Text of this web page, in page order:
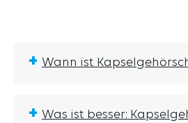
+ Wann ist
+ Was ist besser: